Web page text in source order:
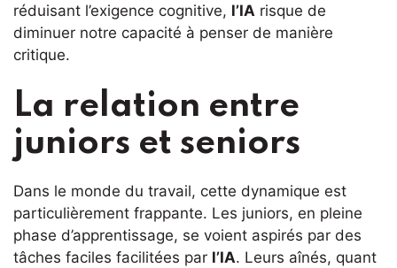
réduisant l’exigence cognitive, l’IA risque de
diminuer notre capacité à penser de manière
critique.
La relation entre
juniors et seniors
Dans le monde du travail, cette dynamique est
particulièrement frappante. Les juniors, en pleine
phase d’apprentissage, se voient aspirés par des
tâches faciles facilitées par l’IA. Leurs aînés, quant